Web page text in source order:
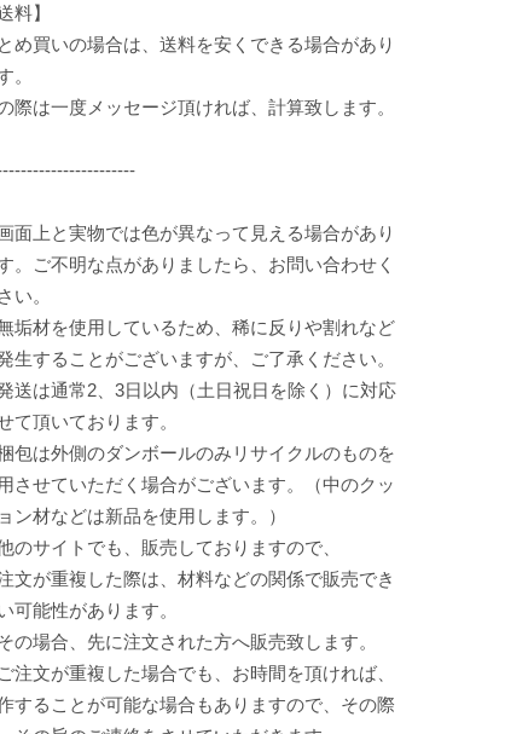
料】
め買いの場合は、送料を安くできる場合があり
。
際は一度メッセージ頂ければ、計算致します。
面上と実物では色が異なって見える場合があり
。ご不明な点がありましたら、お問い合わせく
い。
垢材を使用しているため、稀に反りや割れなど
生することがございますが、ご了承ください。
送は通常2、3日以内（土日祝日を除く）に対応
て頂いております。
包は外側のダンボールのみリサイクルのものを
させていただく場合がございます。（中のクッ
ン材などは新品を使用します。）
のサイトでも、販売しておりますので、
文が重複した際は、材料などの関係で販売でき
可能性があります。
の場合、先に注文された方へ販売致します。
注文が重複した場合でも、お時間を頂ければ、
することが可能な場合もありますので、その際